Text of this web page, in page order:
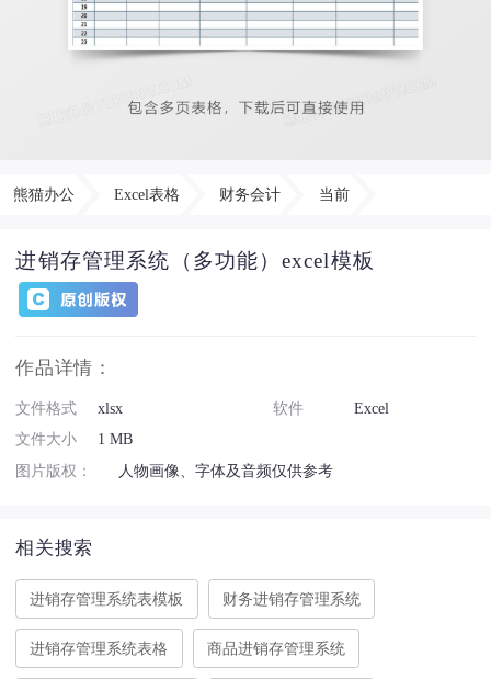
熊猫办公 Excel表格 财务会计 当前
进销存管理系统（多功能）excel模板
作品详情：
文件格式 xlsx 软件
Excel
文件大小
1 MB
图片版权：
人物画像、字体及音频仅供参考
相关搜索
进销存管理系统表模板 财务进销存管理系统
进销存管理系统表格 商品进销存管理系统